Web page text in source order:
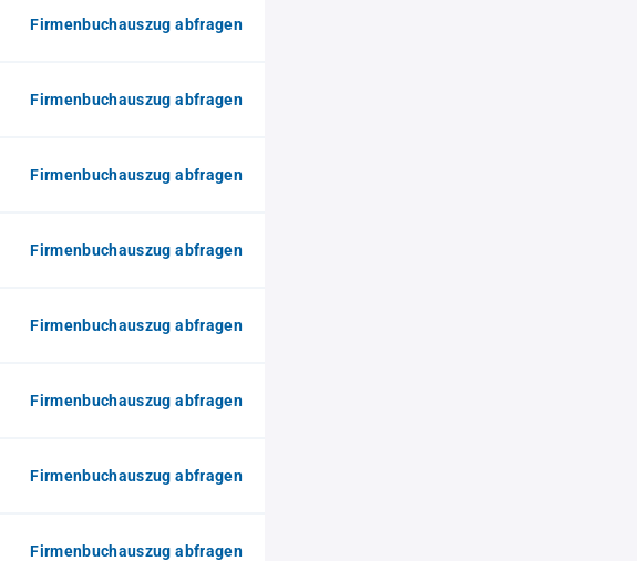
Firmenbuchauszug abfragen
Firmenbuchauszug abfragen
Firmenbuchauszug abfragen
Firmenbuchauszug abfragen
Firmenbuchauszug abfragen
Firmenbuchauszug abfragen
Firmenbuchauszug abfragen
Firmenbuchauszug abfragen